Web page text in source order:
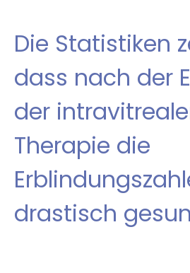
Die Statistiken
dass nach der
der
Therapie die
drastisch